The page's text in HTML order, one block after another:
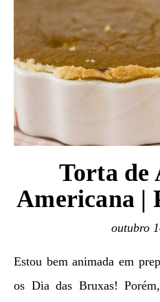
Torta de
Americana |
outubro
Estou bem animada em preparar algumas receitas para
os Dia das Bruxas!